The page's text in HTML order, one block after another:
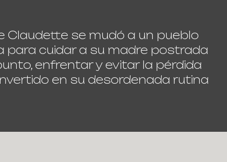
Claudette se mudó a un pueblo
para cuidar a su madre postrada
enfrentar y evitar la pérdida
en su desordenada rutina